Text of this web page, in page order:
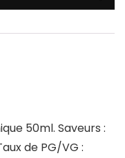
50ml. Saveurs :
de PG/VG :